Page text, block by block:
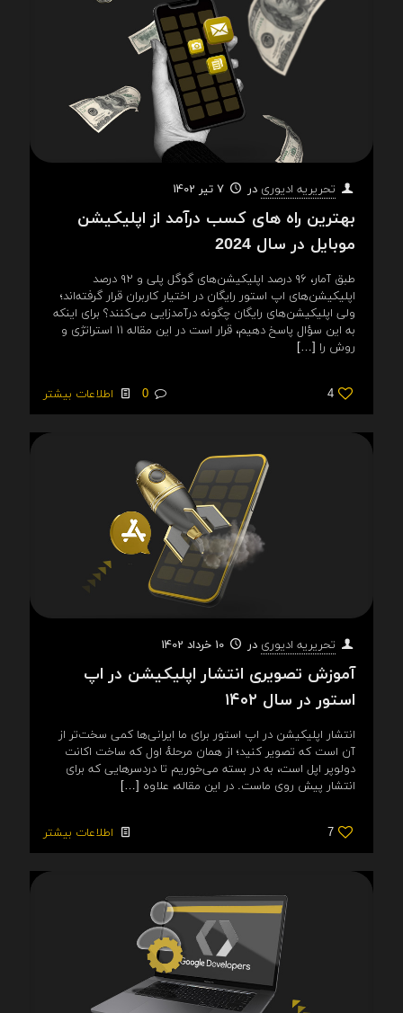
تحریریه ادیوری در 7 تیر 1402
بهترین راه های کسب درآمد از اپلیکیشن
موبایل در سال 2024
طبق آمار، ۹۶ درصد اپلیکیشن‌های گوگل پلی و ۹۲ درصد
اپلیکیشن‌های اپ استور رایگان در اختیار کاربران قرار گرفته‌اند؛
ولی اپلیکیشن‌های رایگان چگونه درآمدزایی می‌کنند؟ برای اینکه
به این سؤال پاسخ دهیم، قرار است در این مقاله ۱۱ استراتژی و
روش را […]
4
0 اطلاعات بیشتر
تحریریه ادیوری در 10 خرداد 1402
آموزش تصویری انتشار اپلیکیشن در اپ
استور در سال ۱۴۰۲
انتشار اپلیکیشن در اپ استور برای ما ایرانی‌ها کمی سخت‌تر از
آن است که تصویر کنید؛ از همان مرحلهٔ اول که ساخت اکانت
دولوپر اپل است، به در بسته می‌خوریم تا دردسرهایی که برای
انتشار پیش روی ماست. در این مقاله، علاوه […]
7 اطلاعات بیشتر